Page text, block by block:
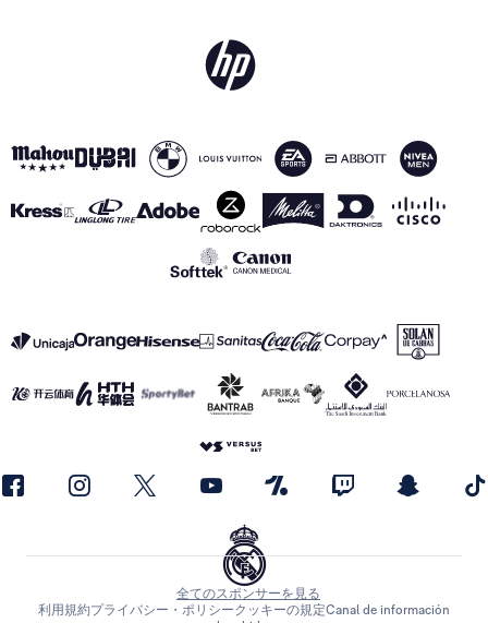
全てのスポンサーを見る
利用規約プライバシー・ポリシークッキーの規定Canal de información